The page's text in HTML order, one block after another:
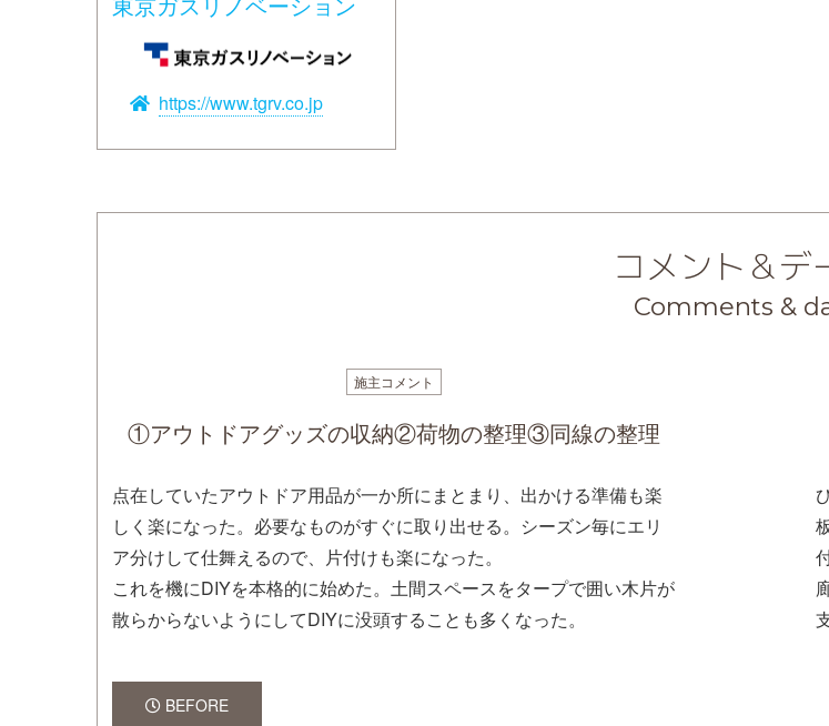
https://www.tgrv.co.jp
コメント＆デ
Comments &
施主コメント
①アウトドアグッズの収納②荷物の整理③同線の整理
点在していたアウトドア用品が一か所にまとまり、出かける準備も楽
しく楽になった。必要なものがすぐに取り出せる。シーズン毎にエリ
ア分けして仕舞えるので、片付けも楽になった。
これを機にDIYを本格的に始めた。土間スペースをタープで囲い木片が
散らからないようにしてDIYに没頭することも多くなった。
BEFORE